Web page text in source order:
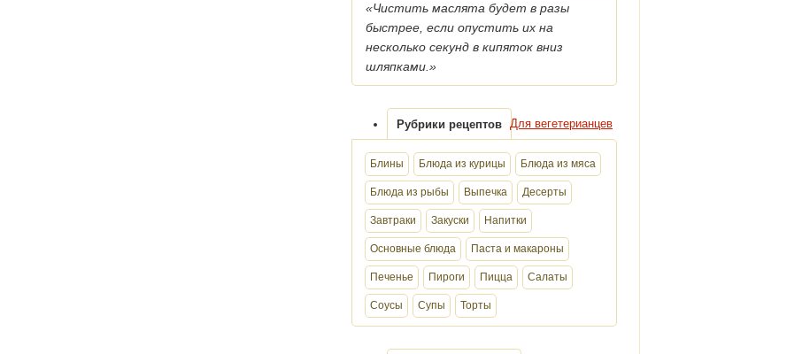
«Чистить маслята будет в разы
быстрее, если опустить их на
несколько секунд в кипяток вниз
шляпками.»
Рубрики рецептов Для вегетерианцев
Блины Блюда из курицы Блюда из мяса
Блюда из рыбы Выпечка Десерты
Завтраки Закуски Напитки
Основные блюда Паста и макароны
Печенье Пироги Пицца Салаты
Соусы Супы Торты